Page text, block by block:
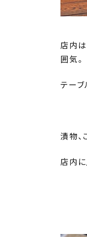
店内
囲気。
テーブ
漬物、
店内に